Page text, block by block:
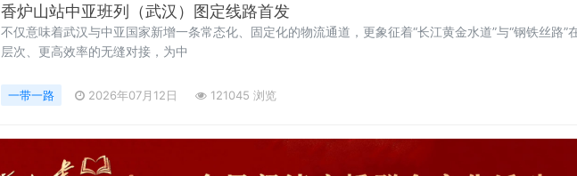
香炉山站中亚班列（武汉）图定线路首发
不仅意味着武汉与中亚国家新增一条常态化、固定化的物流通道，更象征着“长江黄金水道”与“钢铁丝路”
层次、更高效率的无缝对接，为中
一带一路 2026年07月12日 121045 浏览